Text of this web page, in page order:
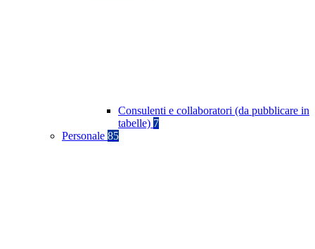
Consulenti e collaboratori (da pubblicare in
tabelle) 7
Personale 85